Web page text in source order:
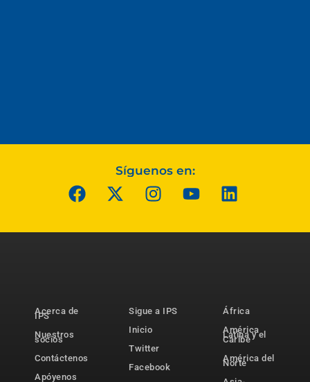
Síguenos en:
Acerca de
IPS
Nuestros
socios
Contáctenos
Apóyenos
Sigue a IPS
Inicio
Twitter
Facebook
África
América
Latina y el
Caribe
América del
Norte